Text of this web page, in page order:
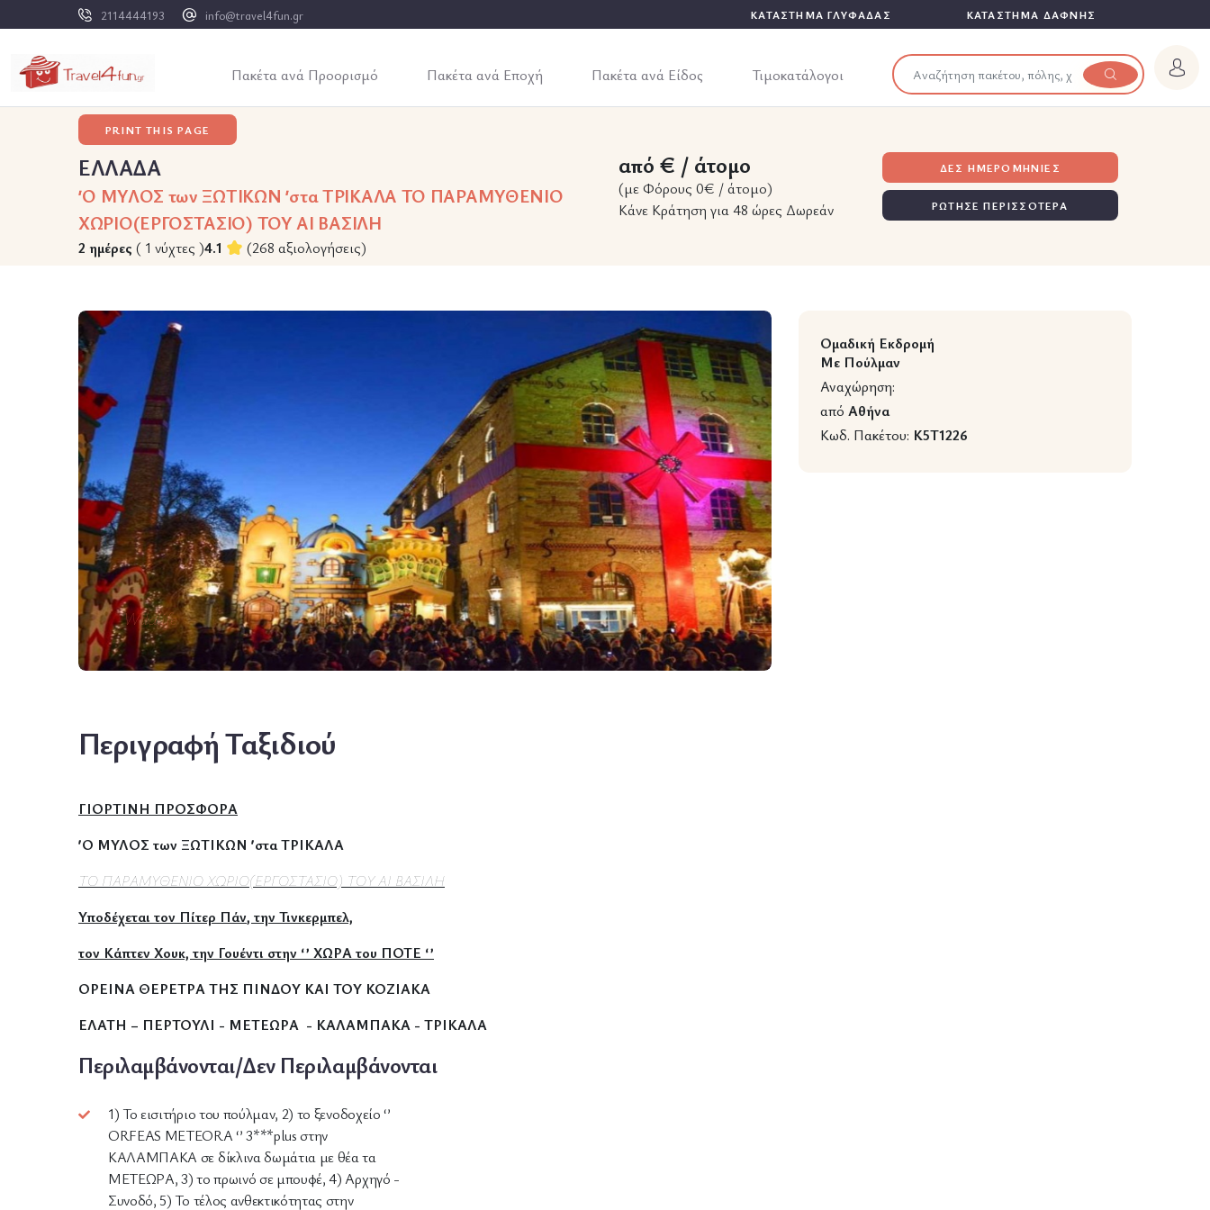
2114444193 info@travel4fun.gr ΚΑΤΑΣΤΗΜΑ ΓΛΥΦΑΔΑΣ ΚΑΤΑΣΤΗΜΑ ΔΑΦΝΗΣ
Πακέτα ανά Προορισμό Πακέτα ανά Εποχή Πακέτα ανά Είδος Τιμοκατάλογοι
PRINT THIS PAGE
ΕΛΛΑΔΑ
΄΄ Ο ΜΥΛΟΣ των ΞΩΤΙΚΩΝ ΄΄ στα ΤΡΙΚΑΛΑ ΤΟ ΠΑΡΑΜΥΘΕΝΙΟ
ΧΩΡΙΟ(ΕΡΓΟΣΤΑΣΙΟ) ΤΟΥ ΑΙ ΒΑΣΙΛΗ
2 ημέρες ( 1 νύχτες )4.1 (268 αξιολογήσεις)
από € / άτομο
(με Φόρους 0€ / άτομο)
Κάνε Κράτηση για 48 ώρες Δωρεάν
ΔΕΣ ΗΜΕΡΟΜΗΝΙΕΣ
ΡΩΤΗΣΕ ΠΕΡΙΣΣΟΤΕΡΑ
Wildlife
Ομαδική Εκδρομή
Με Πούλμαν
Αναχώρηση:
από Αθήνα
Κωδ. Πακέτου: K5T1226
Περιγραφή Ταξιδιού
ΓΙΟΡΤΙΝΗ ΠΡΟΣΦΟΡΑ
΄΄ Ο ΜΥΛΟΣ των ΞΩΤΙΚΩΝ ΄΄ στα ΤΡΙΚΑΛΑ
ΤΟ ΠΑΡΑΜΥΘΕΝΙΟ ΧΩΡΙΟ(ΕΡΓΟΣΤΑΣΙΟ) ΤΟΥ ΑΙ ΒΑΣΙΛΗ
Υποδέχεται τον Πίτερ Πάν, την Τινκερμπελ,
τον Κάπτεν Χουκ, την Γουέντι στην ‘’ ΧΩΡΑ του ΠΟΤΕ ‘’
ΟΡΕΙΝΑ ΘΕΡΕΤΡΑ ΤΗΣ ΠΙΝΔΟΥ ΚΑΙ ΤΟΥ ΚΟΖΙΑΚΑ
ΕΛΑΤΗ – ΠΕΡΤΟΥΛΙ - ΜΕΤΕΩΡΑ - ΚΑΛΑΜΠΑΚΑ - ΤΡΙΚΑΛΑ
Περιλαμβάνονται/Δεν Περιλαμβάνονται
1) Το εισιτήριο του πούλμαν, 2) το ξενοδοχείο ‘’
ORFEAS METEORA ‘’ 3***plus στην
ΚΑΛΑΜΠΑΚΑ σε δίκλινα δωμάτια με θέα τα
ΜΕΤΕΩΡΑ, 3) το πρωινό σε μπουφέ, 4) Αρχηγό -
Συνοδό, 5) Το τέλος ανθεκτικότητας στην